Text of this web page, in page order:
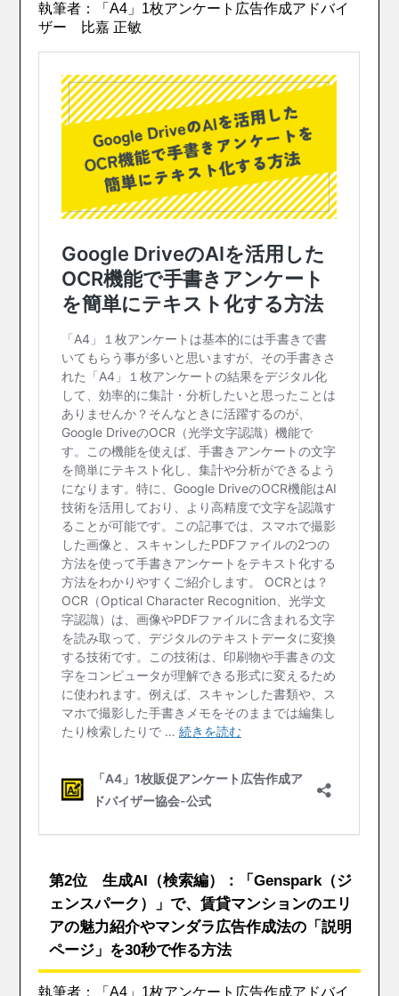
執筆者：「A4」1枚アンケート広告作成アドバイ
ザー 比嘉 正敏
第2位 生成AI（検索編）：「Genspark（ジ
ェンスパーク）」で、賃貸マンションのエリ
アの魅力紹介やマンダラ広告作成法の「説明
ページ」を30秒で作る方法
執筆者：「A4」1枚アンケート広告作成アドバイ